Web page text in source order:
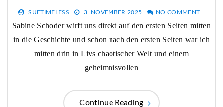
SUETIMELESS 3. NOVEMBER 2025 NO COMMENT
Sabine Schoder wirft uns direkt auf den ersten Seiten mitten
in die Geschichte und schon nach den ersten Seiten war ich
mitten drin in Livs chaotischer Welt und einem
geheimnisvollen
Continue Reading